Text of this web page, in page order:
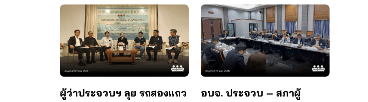
ผู้ว่าประจวบฯ ลุย รถสองแถว
อบจ. ประจวบ – สภาผู้